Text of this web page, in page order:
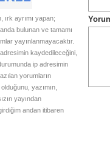
ırk ayrımı yapan;
bulunan ve tamamı
yayınlanmayacaktır.
kaydedileceğini,
ip adresimin
yorumların
yazımın,
yayından
andan itibaren